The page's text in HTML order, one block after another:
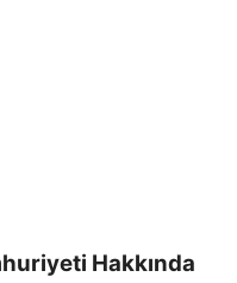
Hakkında